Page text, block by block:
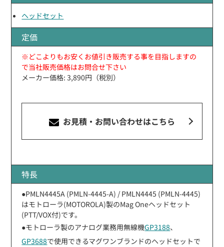
ヘッドセット
定価
※どこよりもお安くお値引き販売する事を目指しますの
で当社販売価格はお問合せ下さい
メーカー価格: 3,890円（税別）
お見積・お問い合わせはこちら
特長
●PMLN4445A (PMLN-4445-A) / PMLN4445 (PMLN-4445)
はモトローラ(MOTOROLA)製のMag Oneヘッドセット
(PTT/VOX付)です。
●モトローラ製のアナログ業務用無線機GP3188、
GP3688で使用できるマグワンブランドのヘッドセットで